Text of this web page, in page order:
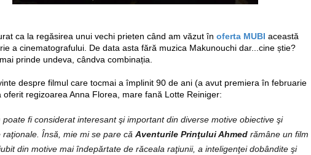
ca la regăsirea unui vechi prieten când am văzut în oferta MUBI această
a cinematografului. De data asta fără muzica Makunouchi dar...cine știe?
prinde undeva, cândva combinația.
despre filmul care tocmai a împlinit 90 de ani (a avut premiera în februarie
oferit regizoarea Anna Florea, mare fană Lotte Reiniger:
poate fi considerat interesant şi important din diverse motive obiective şi
raţionale. Însă, mie mi se pare că Aventurile Prinţului Ahmed rămâne un film
din motive mai îndepărtate de răceala raţiunii, a inteligenţei dobândite şi